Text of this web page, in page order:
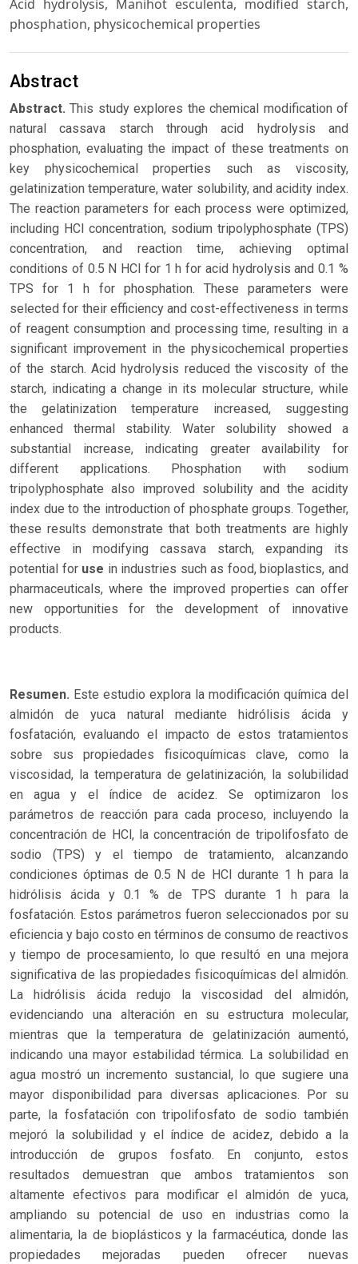
Acid hydrolysis, Manihot esculenta, modified starch,
phosphation, physicochemical properties
Abstract
Abstract. This study explores the chemical modification of
natural cassava starch through acid hydrolysis and
phosphation, evaluating the impact of these treatments on
key physicochemical properties such as viscosity,
gelatinization temperature, water solubility, and acidity index.
The reaction parameters for each process were optimized,
including HCl concentration, sodium tripolyphosphate (TPS)
concentration, and reaction time, achieving optimal
conditions of 0.5 N HCl for 1 h for acid hydrolysis and 0.1 %
TPS for 1 h for phosphation. These parameters were
selected for their efficiency and cost-effectiveness in terms
of reagent consumption and processing time, resulting in a
significant improvement in the physicochemical properties
of the starch. Acid hydrolysis reduced the viscosity of the
starch, indicating a change in its molecular structure, while
the gelatinization temperature increased, suggesting
enhanced thermal stability. Water solubility showed a
substantial increase, indicating greater availability for
different applications. Phosphation with sodium
tripolyphosphate also improved solubility and the acidity
index due to the introduction of phosphate groups. Together,
these results demonstrate that both treatments are highly
effective in modifying cassava starch, expanding its
potential for use in industries such as food, bioplastics, and
pharmaceuticals, where the improved properties can offer
new opportunities for the development of innovative
products.
Resumen. Este estudio explora la modificación química del
almidón de yuca natural mediante hidrólisis ácida y
fosfatación, evaluando el impacto de estos tratamientos
sobre sus propiedades fisicoquímicas clave, como la
viscosidad, la temperatura de gelatinización, la solubilidad
en agua y el índice de acidez. Se optimizaron los
parámetros de reacción para cada proceso, incluyendo la
concentración de HCl, la concentración de tripolifosfato de
sodio (TPS) y el tiempo de tratamiento, alcanzando
condiciones óptimas de 0.5 N de HCl durante 1 h para la
hidrólisis ácida y 0.1 % de TPS durante 1 h para la
fosfatación. Estos parámetros fueron seleccionados por su
eficiencia y bajo costo en términos de consumo de reactivos
y tiempo de procesamiento, lo que resultó en una mejora
significativa de las propiedades fisicoquímicas del almidón.
La hidrólisis ácida redujo la viscosidad del almidón,
evidenciando una alteración en su estructura molecular,
mientras que la temperatura de gelatinización aumentó,
indicando una mayor estabilidad térmica. La solubilidad en
agua mostró un incremento sustancial, lo que sugiere una
mayor disponibilidad para diversas aplicaciones. Por su
parte, la fosfatación con tripolifosfato de sodio también
mejoró la solubilidad y el índice de acidez, debido a la
introducción de grupos fosfato. En conjunto, estos
resultados demuestran que ambos tratamientos son
altamente efectivos para modificar el almidón de yuca,
ampliando su potencial de uso en industrias como la
alimentaria, la de bioplásticos y la farmacéutica, donde las
propiedades mejoradas pueden ofrecer nuevas